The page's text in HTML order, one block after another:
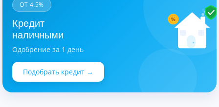
%
ОТ 4.5%
Кредит
наличными
Одобрение за 1 день
Подобрать кредит →